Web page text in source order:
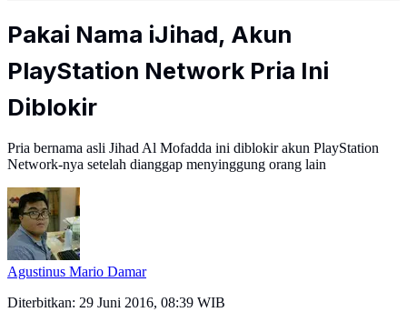
Pakai Nama iJihad, Akun
PlayStation Network Pria Ini
Diblokir
Pria bernama asli Jihad Al Mofadda ini diblokir akun PlayStation
Network-nya setelah dianggap menyinggung orang lain
Agustinus Mario Damar
Diterbitkan: 29 Juni 2016, 08:39 WIB